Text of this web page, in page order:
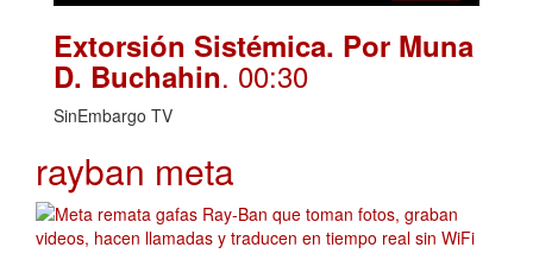
Extorsión Sistémica. Por Muna
D. Buchahin. 00:30
SinEmbargo TV
rayban meta